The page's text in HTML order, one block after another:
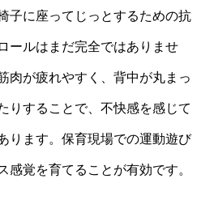
子に座ってじっとするための抗
ールはまだ完全ではありませ
肉が疲れやすく、背中が丸まっ
りすることで、不快感を感じて
ります。保育現場での運動遊び
感覚を育てることが有効です。